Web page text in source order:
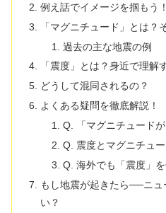
例え話でイメージを掴もう！
「マグニチュード」とは？
過去の主な地震の例
「震度」とは？身近で理解
どうして混同されるの？
よくある疑問を徹底解説！
Q. 「マグニチュード
Q. 震度とマグニチュ
Q. 海外でも「震度」
もし地震が起きたら──ニ
い？